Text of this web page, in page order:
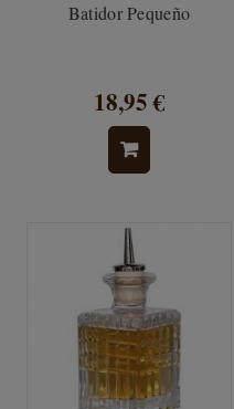
Batidor Pequeño
18,95 €